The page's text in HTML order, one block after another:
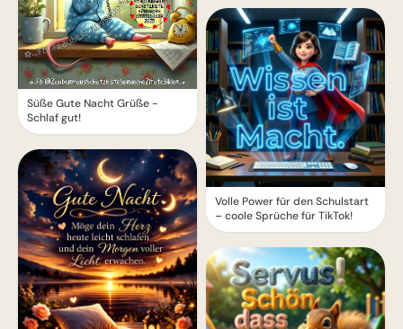
Süße Gute Nacht Grüße -
Schlaf gut!
Volle Power für den Schulstart
– coole Sprüche für TikTok!